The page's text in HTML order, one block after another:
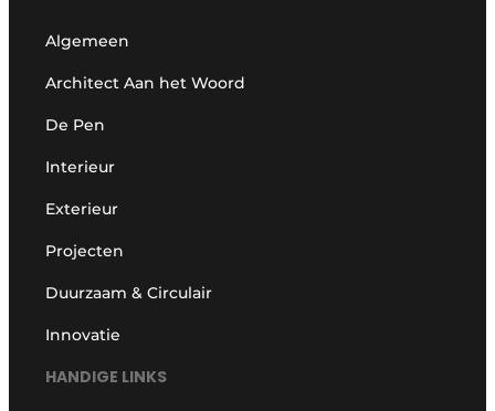
Algemeen
Architect Aan het Woord
De Pen
Interieur
Exterieur
Projecten
Duurzaam & Circulair
Innovatie
HANDIGE LINKS